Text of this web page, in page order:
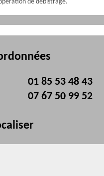
de débistrage.
01 85 53 48 43
07 67 50 99 52